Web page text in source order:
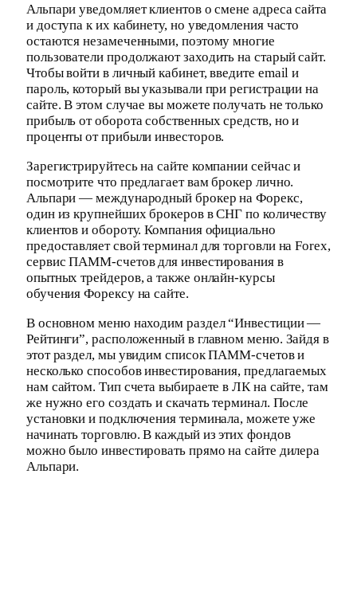
Альпари уведомляет клиентов о смене адреса сайта
и доступа к их кабинету, но уведомления часто
остаются незамеченными, поэтому многие
пользователи продолжают заходить на старый сайт.
Чтобы войти в личный кабинет, введите email и
пароль, который вы указывали при регистрации на
сайте. В этом случае вы можете получать не только
прибыль от оборота собственных средств, но и
проценты от прибыли инвесторов.
Зарегистрируйтесь на сайте компании сейчас и
посмотрите что предлагает вам брокер лично.
Альпари — международный брокер на Форекс,
один из крупнейших брокеров в СНГ по количеству
клиентов и обороту. Компания официально
предоставляет свой терминал для торговли на Forex,
сервис ПАММ-счетов для инвестирования в
опытных трейдеров, а также онлайн-курсы
обучения Форексу на сайте.
В основном меню находим раздел “Инвестиции —
Рейтинги”, расположенный в главном меню. Зайдя в
этот раздел, мы увидим список ПАММ-счетов и
несколько способов инвестирования, предлагаемых
нам сайтом. Тип счета выбираете в ЛК на сайте, там
же нужно его создать и скачать терминал. После
установки и подключения терминала, можете уже
начинать торговлю. В каждый из этих фондов
можно было инвестировать прямо на сайте дилера
Альпари.